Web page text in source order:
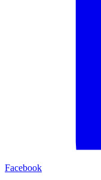
Facebook